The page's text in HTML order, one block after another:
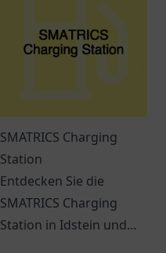
SMATRICS Charging
Station
Entdecken Sie die
SMATRICS Charging
Station in Idstein und